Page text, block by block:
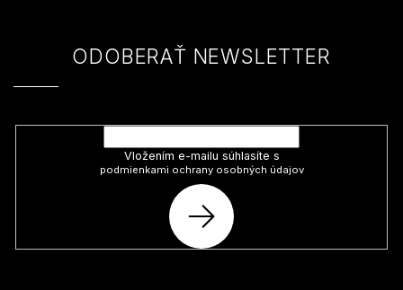
ODOBERAŤ NEWSLETTER
Vložením e-mailu súhlasíte s
podmienkami ochrany osobných údajov
PRIHLÁSIŤ
SA